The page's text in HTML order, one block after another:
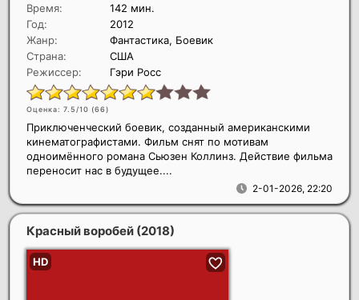
Время:
142 мин.
Год:
2012
Жанр:
Фантастика, Боевик
Страна:
США
Режиссер:
Гэри Росс
Оценка: 7.5/10 (66)
2-01-2026, 22:20
Приключенческий боевик, созданный американскими
кинематографистами. Фильм снят по мотивам
одноимённого романа Сьюзен Коллинз. Действие фильма
переносит нас в будущее....
Красный воробей (2018)